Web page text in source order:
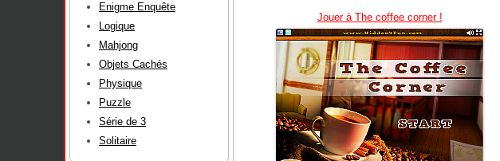
Jouer à The coffee corner !
Enigme Enquête
Logique
Mahjong
Objets Cachés
Physique
Puzzle
Série de 3
Solitaire